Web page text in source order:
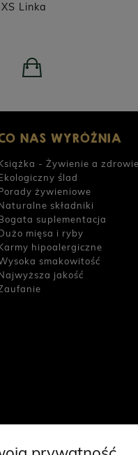
Linka
NAS WYRÓŻNIA
- Żywienie a
ślad
żywieniowe
składniki
suplementacja
mięsa i ryby
hipoalergiczne
smakowitość
jakość